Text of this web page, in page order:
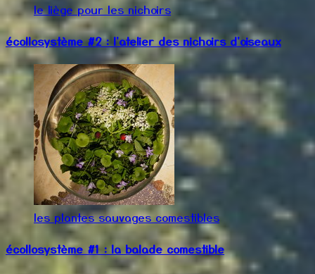
le liège pour les nichoirs
écollosystème #2 : l'atelier des nichoirs d'oiseaux
les plantes sauvages comestibles
écollosystème #1 : la balade comestible